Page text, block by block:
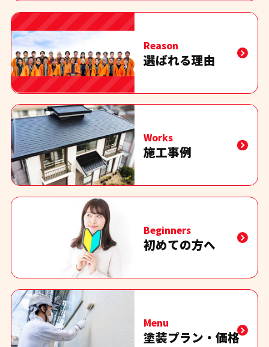
Reason
選ばれる理由
Works
施工事例
Beginners
初めての方へ
Menu
塗装プラン・価格